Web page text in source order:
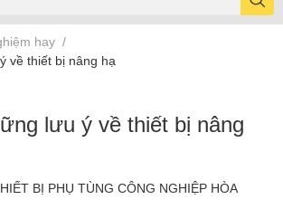
hay /
về thiết bị nâng hạ
lưu ý về thiết bị nâng
BỊ PHỤ TÙNG CÔNG NGHIỆP HÒA